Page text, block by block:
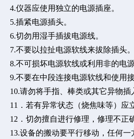
4.仪器应使用独立的电源插座。
5.插紧电源插头。
6.切勿用湿手插拔电源线。
7.不要以拉扯电源软线来拔除插头。
8.不可损坏电源软线或利用非的电源
9.不要在中段连接电源软线和使用接
10.请勿将手指、棒类或其它异物插
11．若有异常状态（烧焦味等）应
12．切勿擅自进行修理，修理不正
13.设备的搬动要平行移动，任何一